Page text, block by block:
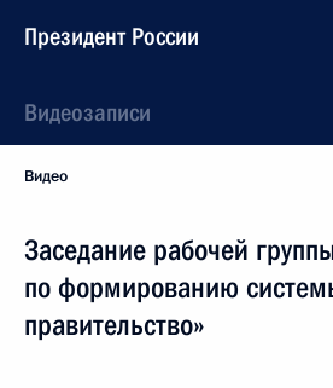
Президент России
Видеозаписи
Видео
Заседание рабочей
по формированию
правительство»